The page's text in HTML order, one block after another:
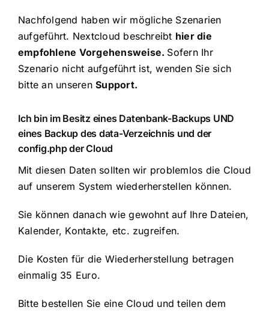
Nachfolgend haben wir mögliche Szenarien
aufgeführt. Nextcloud beschreibt hier die
empfohlene Vorgehensweise. Sofern Ihr
Szenario nicht aufgeführt ist, wenden Sie sich
bitte an unserenSupport.
Ich bin im Besitz eines Datenbank-Backups UND
eines Backup des data-Verzeichnis und der
config.php der Cloud
Mit diesen Daten sollten wir problemlos die Cloud
auf unserem System wiederherstellen können.
Sie können danach wie gewohnt auf Ihre Dateien,
Kalender, Kontakte, etc. zugreifen.
Die Kosten für die Wiederherstellung betragen
einmalig 35 Euro.
Bitte bestellen Sie eine Cloud und teilen dem